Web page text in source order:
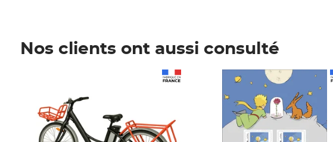
Nos clients ont aussi consulté
Prix 7,50€